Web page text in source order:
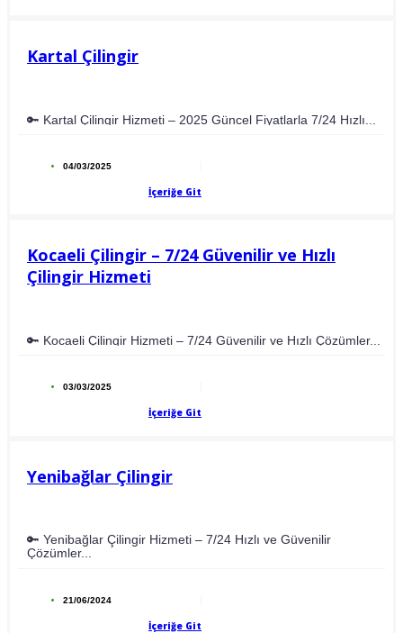
Kartal Çilingir
🔑 Kartal Çilingir Hizmeti – 2025 Güncel Fiyatlarla 7/24 Hızlı...
04/03/2025
İçeriğe Git
Kocaeli Çilingir – 7/24 Güvenilir ve Hızlı
Çilingir Hizmeti
🔑 Kocaeli Çilingir Hizmeti – 7/24 Güvenilir ve Hızlı Çözümler...
03/03/2025
İçeriğe Git
Yenibağlar Çilingir
🔑 Yenibağlar Çilingir Hizmeti – 7/24 Hızlı ve Güvenilir
Çözümler...
21/06/2024
İçeriğe Git